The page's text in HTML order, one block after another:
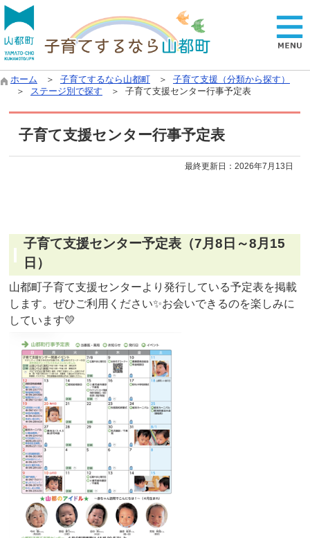
ホーム ＞ 子育てするなら山都町 ＞ 子育て支援（分類から探す）
＞
ステージ別で探す ＞ 子育て支援センター行事予定表
子育て支援センター行事予定表
最終更新日：2026年7月13日
子育て支援センター予定表（7月8日～8月15
日）
山都町子育て支援センターより発行している予定表を掲載
します。ぜひご利用ください✨お会いできるのを楽しみに
しています💛